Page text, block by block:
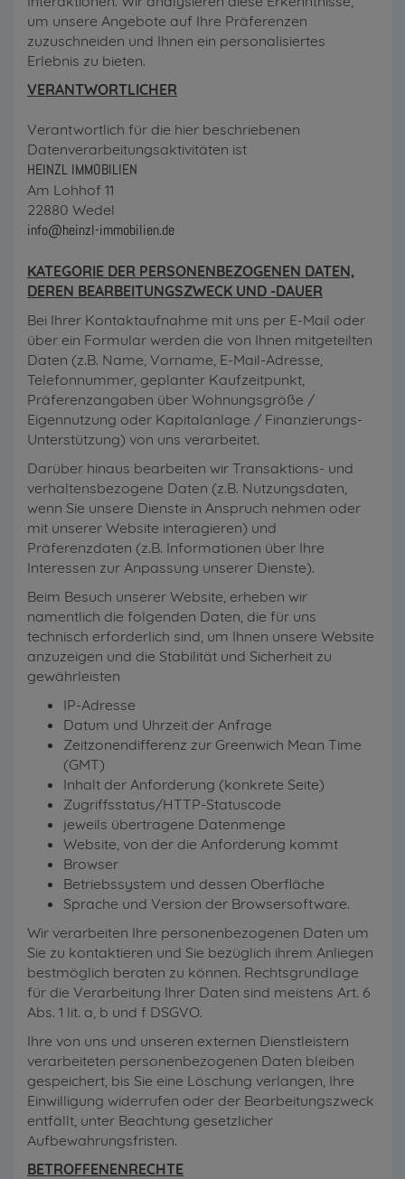
um unsere Angebote auf Ihre Präferenzen
zuzuschneiden und Ihnen ein personalisiertes
Erlebnis zu bieten.
VERANTWORTLICHER
Verantwortlich für die hier beschriebenen
Datenverarbeitungsaktivitäten ist
HEINZL IMMOBILIEN
Am Lohhof 11
22880 Wedel
info@heinzl-immobilien.de
KATEGORIE DER PERSONENBEZOGENEN DATEN,
DEREN BEARBEITUNGSZWECK UND -DAUER
Bei Ihrer Kontaktaufnahme mit uns per E-Mail oder
über ein Formular werden die von Ihnen mitgeteilten
Daten (z.B. Name, Vorname, E-Mail-Adresse,
Telefonnummer, geplanter Kaufzeitpunkt,
Präferenzangaben über Wohnungsgröße /
Eigennutzung oder Kapitalanlage / Finanzierungs-
Unterstützung) von uns verarbeitet.
Darüber hinaus bearbeiten wir Transaktions- und
verhaltensbezogene Daten (z.B. Nutzungsdaten,
wenn Sie unsere Dienste in Anspruch nehmen oder
mit unserer Website interagieren) und
Präferenzdaten (z.B. Informationen über Ihre
Interessen zur Anpassung unserer Dienste).
Beim Besuch unserer Website, erheben wir
namentlich die folgenden Daten, die für uns
technisch erforderlich sind, um Ihnen unsere Website
anzuzeigen und die Stabilität und Sicherheit zu
gewährleisten
IP-Adresse
Datum und Uhrzeit der Anfrage
Zeitzonendifferenz zur Greenwich Mean Time
(GMT)
Inhalt der Anforderung (konkrete Seite)
Zugriffsstatus/HTTP-Statuscode
jeweils übertragene Datenmenge
Website, von der die Anforderung kommt
Browser
Betriebssystem und dessen Oberfläche
Sprache und Version der Browsersoftware.
Wir verarbeiten Ihre personenbezogenen Daten um
Sie zu kontaktieren und Sie bezüglich ihrem Anliegen
bestmöglich beraten zu können. Rechtsgrundlage
für die Verarbeitung Ihrer Daten sind meistens Art. 6
Abs. 1 lit. a, b und f DSGVO.
Ihre von uns und unseren externen Dienstleistern
verarbeiteten personenbezogenen Daten bleiben
gespeichert, bis Sie eine Löschung verlangen, Ihre
Einwilligung widerrufen oder der Bearbeitungszweck
entfällt, unter Beachtung gesetzlicher
Aufbewahrungsfristen.
BETROFFENENRECHTE